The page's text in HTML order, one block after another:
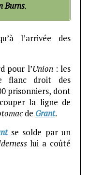
Burns.
l’arrivée des
pour l’Union : les
flanc droit des
prisonniers, dont
la ligne de
de Grant.
se solde par un
lui a coûté